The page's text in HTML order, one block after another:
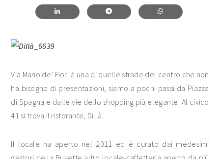
Via Mario de’ Fiori è una di quelle strade del centro che non
ha bisogno di presentazioni, siamo a pochi passi da Piazza
di Spagna e dalle vie dello shopping più elegante. Al civico
41 si trova il ristorante, Dillà.
Il locale ha aperto nel 2011 ed è curato dai medesimi